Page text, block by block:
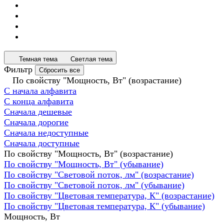
Темная тема Светлая тема
Фильтр Сбросить все
По свойству "Мощность, Вт" (возрастание)
С начала алфавита
С конца алфавита
Сначала дешевые
Сначала дорогие
Сначала недоступные
Сначала доступные
По свойству "Мощность, Вт" (возрастание)
По свойству "Мощность, Вт" (убывание)
По свойству "Световой поток, лм" (возрастание)
По свойству "Световой поток, лм" (убывание)
По свойству "Цветовая температура, К" (возрастание)
По свойству "Цветовая температура, К" (убывание)
Мощность, Вт